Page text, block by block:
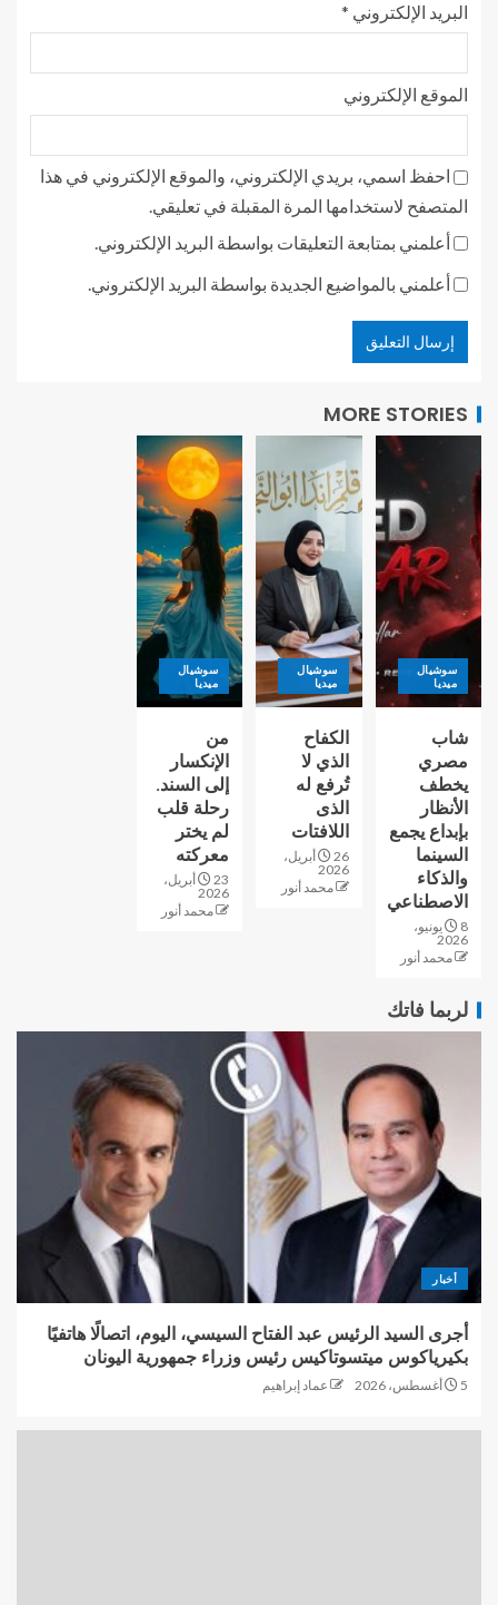
البريد الإلكتروني *
الموقع الإلكتروني
احفظ اسمي، بريدي الإلكتروني، والموقع الإلكتروني في هذا
المتصفح لاستخدامها المرة المقبلة في تعليقي.
أعلمني بمتابعة التعليقات بواسطة البريد الإلكتروني.
أعلمني بالمواضيع الجديدة بواسطة البريد الإلكتروني.
MORE STORIES
سوشيال
ميديا
شاب
مصري
يخطف
الأنظار
بإبداع يجمع
السينما
والذكاء
الاصطناعي
8 يونيو،
2026
محمد أنور
سوشيال
ميديا
الكفاح
الذي لا
تُرفع له
الذى
اللافتات
26 أبريل،
2026
محمد أنور
سوشيال
ميديا
من
الإنكسار
إلى السند.
رحلة قلب
لم يختر
معركته
23 أبريل،
2026
محمد أنور
لربما فاتك
أخبار
أجرى السيد الرئيس عبد الفتاح السيسي، اليوم، اتصالًا هاتفيًا
بكيرياكوس ميتسوتاكيس رئيس وزراء جمهورية اليونان
5 أغسطس، 2026 عماد إبراهيم